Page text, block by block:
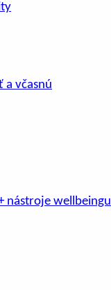
a včasnú
nástroje wellbeingu